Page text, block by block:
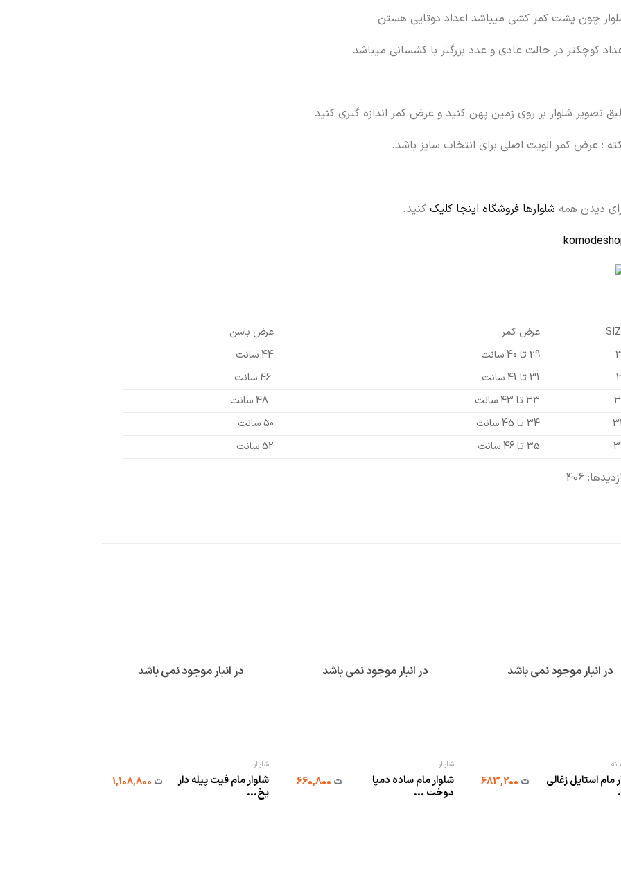
چون پشت کمر کشی میباشد اعداد دوتایی هستن
کوچکتر در حالت عادی و عدد بزرگتر با کشسانی میباشد
تصویر شلوار بر روی زمین پهن کنید و عرض کمر اندازه گیری کنید
: عرض کمر الویت اصلی برای انتخاب سایز باشد.
دیدن همه شلوارها فروشگاه اینجا کلیک کنید.
عرض کمر
عرض باسن
29 تا 40 سانت
44 سانت
31 تا 41 سانت
33 تا 43 سانت
34 تا 45 سانت
50 سانت
35 تا 46 سانت 52 سانت
406
در انبار موجود نمی باشد
مام استایل زغالی
ت
در انبار موجود نمی باشد
شلوار
شلوار مام ساده دمپا
دوخت ...
ت
در انبار موجود نمی باشد
شلوار
شلوار مام فیت پیله دار
یخ...
ت